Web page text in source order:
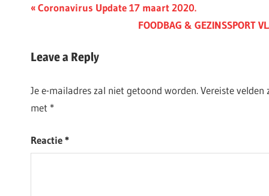
Berichtnavigatie
Previous
Coronavirus Update 17 maart 2020.
Next
FOODBAG & GEZINSSPORT
Leave a Reply
Je e-mailadres zal niet getoond worden.Vereiste velden
met *
Reactie*